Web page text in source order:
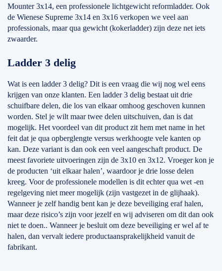
Mounter 3x14, een professionele lichtgewicht reformladder. Ook
de Wienese Supreme 3x14 en 3x16 verkopen we veel aan
professionals, maar qua gewicht (kokerladder) zijn deze net iets
zwaarder.
Ladder 3 delig
Wat is een ladder 3 delig? Dit is een vraag die wij nog wel eens
krijgen van onze klanten. Een ladder 3 delig bestaat uit drie
schuifbare delen, die los van elkaar omhoog geschoven kunnen
worden. Stel je wilt maar twee delen uitschuiven, dan is dat
mogelijk. Het voordeel van dit product zit hem met name in het
feit dat je qua opberglengte versus werkhoogte vele kanten op
kan. Deze variant is dan ook een veel aangeschaft product. De
meest favoriete uitvoeringen zijn de 3x10 en 3x12. Vroeger kon je
de producten ‘uit elkaar halen’, waardoor je drie losse delen
kreeg. Voor de professionele modellen is dit echter qua wet -en
regelgeving niet meer mogelijk (zijn vastgezet in de glijhaak).
Wanneer je zelf handig bent kan je deze beveiliging eraf halen,
maar deze risico’s zijn voor jezelf en wij adviseren om dit dan ook
niet te doen.. Wanneer je besluit om deze beveiliging er wel af te
halen, dan vervalt iedere productaansprakelijkheid vanuit de
fabrikant.